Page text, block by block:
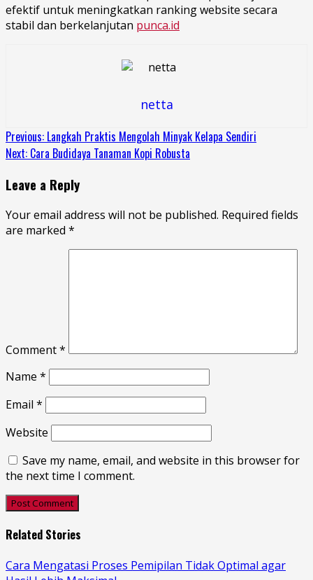
efektif untuk meningkatkan ranking website secara
stabil dan berkelanjutan punca.id
netta
Continue
Reading
Previous: Langkah Praktis Mengolah Minyak Kelapa Sendiri
Next: Cara Budidaya Tanaman Kopi Robusta
Leave a Reply
Your email address will not be published. Required fields
are marked *
Comment*
Name *
Email *
Website
Save my name, email, and website in this browser for
the next time I comment.
Related Stories
Cara Mengatasi Proses Pemipilan Tidak Optimal agar